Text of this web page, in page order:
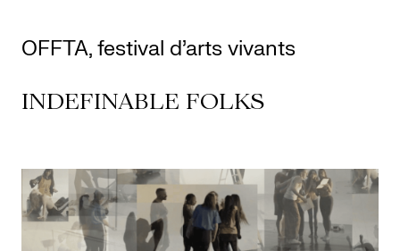
Appuyez-
Programmation
Billetterie
Médiation
culturelle
OFFTA, festival d’arts vivants
INDEFINABLE FOLKS